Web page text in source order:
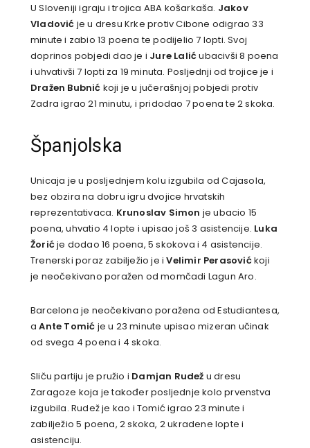
U Sloveniji igraju i trojica ABA košarkaša. Jakov
Vladović je u dresu Krke protiv Cibone odigrao 33
minute i zabio 13 poena te podijelio 7 lopti. Svoj
doprinos pobjedi dao je i Jure Lalićubacivši 8 poena
i uhvativši 7 lopti za 19 minuta. Posljednji od trojice je i
Dražen Bubnić koji je u jučerašnjoj pobjedi protiv
Zadra igrao 21 minutu, i pridodao 7 poena te 2 skoka.
Španjolska
Unicaja je u posljednjem kolu izgubila od Cajasola,
bez obzira na dobru igru dvojice hrvatskih
reprezentativaca. Krunoslav Simon je ubacio 15
poena, uhvatio 4 lopte i upisao još 3 asistencije. Luka
Žorićje dodao 16 poena, 5 skokova i 4 asistencije.
Trenerski poraz zabilježio je iVelimir Perasovićkoji
je neočekivano poražen od momčadi Lagun Aro.
Barcelona je neočekivano poražena od Estudiantesa,
a Ante Tomić je u 23 minute upisao mizeran učinak
od svega 4 poena i 4 skoka.
Sliču partiju je pružio i Damjan Rudež u dresu
Zaragoze koja je također posljednje kolo prvenstva
izgubila. Rudež je kao i Tomić igrao 23 minute i
zabilježio 5 poena, 2 skoka, 2 ukradene lopte i
asistenciju.